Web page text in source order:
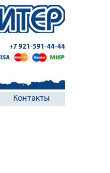
+7 921-591-44-44
Контакты